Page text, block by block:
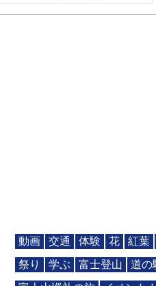
動画 交通 体験 花 紅葉
祭り
学ぶ 富士登山
道の